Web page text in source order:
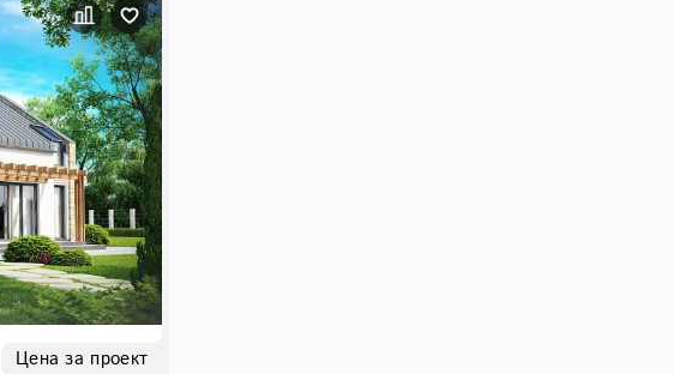
Цена за проект